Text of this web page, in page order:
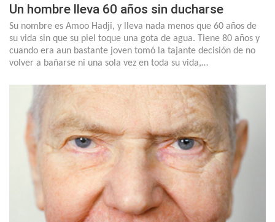
Un hombre lleva 60 años sin ducharse
Su nombre es Amoo Hadji, y lleva nada menos que 60 años de
su vida sin que su piel toque una gota de agua. Tiene 80 años y
cuando era aun bastante joven tomó la tajante decisión de no
volver a bañarse ni una sola vez en toda su vida,…